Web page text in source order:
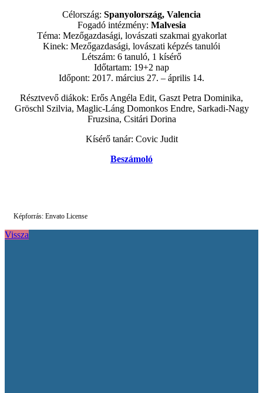
Célország: Spanyolország, Valencia
Fogadó intézmény: Malvesia
Téma: Mezőgazdasági, lovászati szakmai gyakorlat
Kinek: Mezőgazdasági, lovászati képzés tanulói
Létszám: 6 tanuló, 1 kísérő
Időtartam: 19+2 nap
Időpont: 2017. március 27. – április 14.
Résztvevő diákok: Erős Angéla Edit, Gaszt Petra Dominika,
Gröschl Szilvia, Maglic-Láng Domonkos Endre, Sarkadi-Nagy
Fruzsina, Csitári Dorina
Kísérő tanár: Covic Judit
Beszámoló
Képforrás: Envato License
Vissza